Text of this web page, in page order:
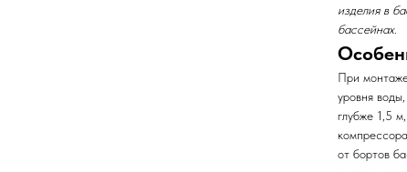
изделия в
бассейнах.
При
уровня
глубже 1,5
от бортов